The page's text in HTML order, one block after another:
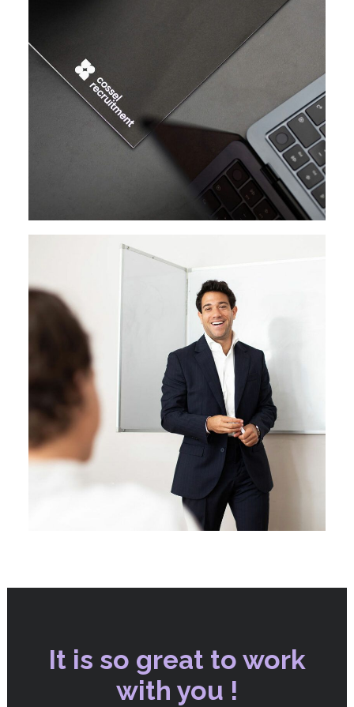
It is so great to work
with you !